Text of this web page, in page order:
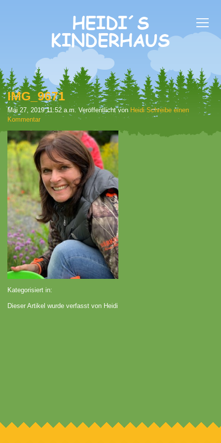
IMG_9671
Mai 27, 2019 11:52 a.m. Veröffentlicht von Heidi Schreibe einen
Kommentar
Kategorisiert in:
Dieser Artikel wurde verfasst von Heidi